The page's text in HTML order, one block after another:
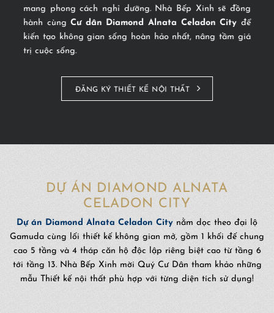
mang phong cách nghỉ dưỡng. Nhà Bếp Xinh sẽ đồng
hành cùngCư dân Diamond Alnata Celadon City để
kiến tạo không gian sống hoàn hảo nhất, nâng tầm giá
trị cuộc sống.
ĐĂNG KÝ THIẾT KẾ NỘI THẤT
DỰ ÁN DIAMOND ALNATA
CELADON CITY
Dự án Diamond Alnata Celadon City nằm dọc theo đại lộ
Gamuda cùng lối thiết kế không gian mở, gồm 1 khối đế chung
cao 5 tầng và 4 tháp căn hộ độc lập riêng biệt cao từ tầng 6
tới tầng 13. Nhà Bếp Xinh mời Quý Cư Dân tham khảo những
mẫu Thiết kế nội thất phù hợp với từng diện tích sử dụng!